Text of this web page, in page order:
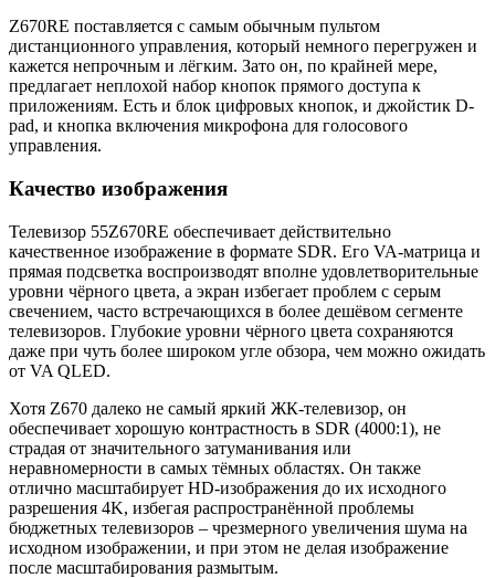
Z670RE поставляется с самым обычным пультом
дистанционного управления, который немного перегружен и
кажется непрочным и лёгким. Зато он, по крайней мере,
предлагает неплохой набор кнопок прямого доступа к
приложениям. Есть и блок цифровых кнопок, и джойстик D-
pad, и кнопка включения микрофона для голосового
управления.
Качество изображения
Телевизор 55Z670RE обеспечивает действительно
качественное изображение в формате SDR. Его VA-матрица и
прямая подсветка воспроизводят вполне удовлетворительные
уровни чёрного цвета, а экран избегает проблем с серым
свечением, часто встречающихся в более дешёвом сегменте
телевизоров. Глубокие уровни чёрного цвета сохраняются
даже при чуть более широком угле обзора, чем можно ожидать
от VA QLED.
Хотя Z670 далеко не самый яркий ЖК-телевизор, он
обеспечивает хорошую контрастность в SDR (4000:1), не
страдая от значительного затуманивания или
неравномерности в самых тёмных областях. Он также
отлично масштабирует HD-изображения до их исходного
разрешения 4K, избегая распространённой проблемы
бюджетных телевизоров – чрезмерного увеличения шума на
исходном изображении, и при этом не делая изображение
после масштабирования размытым.